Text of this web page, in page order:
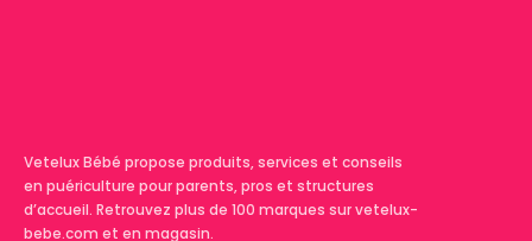
Vetelux Bébé propose produits, services et conseils
en puériculture pour parents, pros et structures
d’accueil. Retrouvez plus de 100 marques sur vetelux-
bebe.com et en magasin.